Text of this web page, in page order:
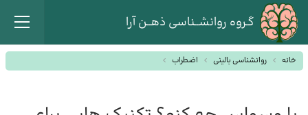
گـروه روانشــناسی ذهــن آرا
خانه روانشناسی بالینی اضطراب